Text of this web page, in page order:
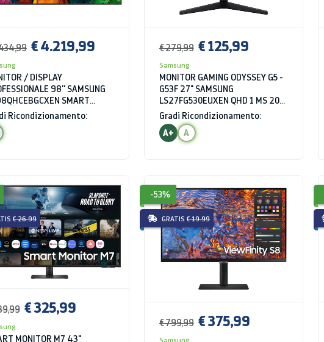
€ 4.219,99
/ DISPLAY
98'' SAMSUNG
SMART
SERIE QHC 4K UHD 8
HDMI USB BLUETOOTH
Ricondizionamento:
€ 279,99 € 125,99
Samsung
MONITOR GAMING ODYSSEY G5 -
G53F 27" SAMSUNG
LS27FG530EUXEN QHD 1 MS 200
HZ HDR
Gradi Ricondizionamento:
A+
A
€ 26.99
€ 325,99
MONITOR M7 43"
-53%
GRATIS € 19.99
€ 799,99 € 375,99
Samsung